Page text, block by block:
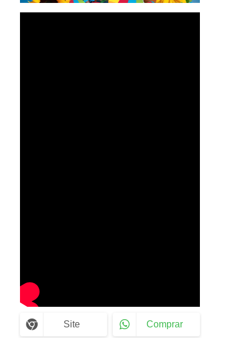
Site Comprar